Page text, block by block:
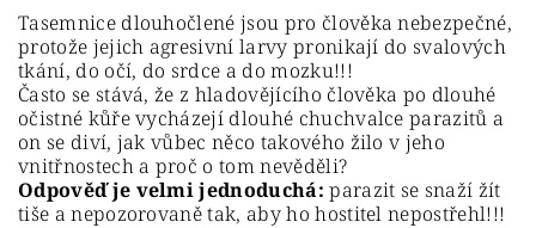
Tasemnice dlouhočlené jsou pro člověka nebezpečné,
protože jejich agresivní larvy pronikají do svalových
tkání, do očí, do srdce a do mozku!!!
Často se stává, že z hladovějícího člověka po dlouhé
očistné kůře vycházejí dlouhé chuchvalce parazitů a
on se diví, jak vůbec něco takového žilo v jeho
vnitřnostech a proč o tom nevěděli?
Odpověď je velmi jednoduchá: parazit se snaží žít
tiše a nepozorovaně tak, aby ho hostitel nepostřehl!!!